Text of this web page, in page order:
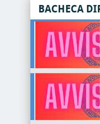
BACHECA